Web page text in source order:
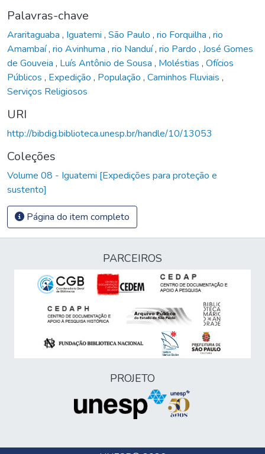
Palavras-chave
Araritaguaba , Iguatemi , São Paulo , rio Forquilha , rio
Amambaí, rio Avinhuma , rio Nanduí, rio Pardo , José Gomes
de Gouveia , Luís Antônio de Sousa , Moléstias , Ofícios
Públicos , Expedição , População , Caminhos Fluviais ,
Serviços Religiosos
URI
http://bibdig.biblioteca.unesp.br/handle/10/13053
Coleções
Volume 08 - Iguatemi [Expedições para proteção e
sustento]
Página do item completo
PARCEIROS
PROJETO